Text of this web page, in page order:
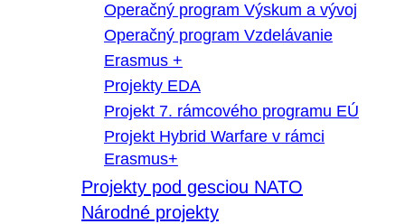
Operačný program Výskum a vývoj
Operačný program Vzdelávanie
Erasmus +
Projekty EDA
Projekt 7. rámcového programu EÚ
Projekt Hybrid Warfare v rámci
Erasmus+
Projekty pod gesciou NATO
Národné projekty